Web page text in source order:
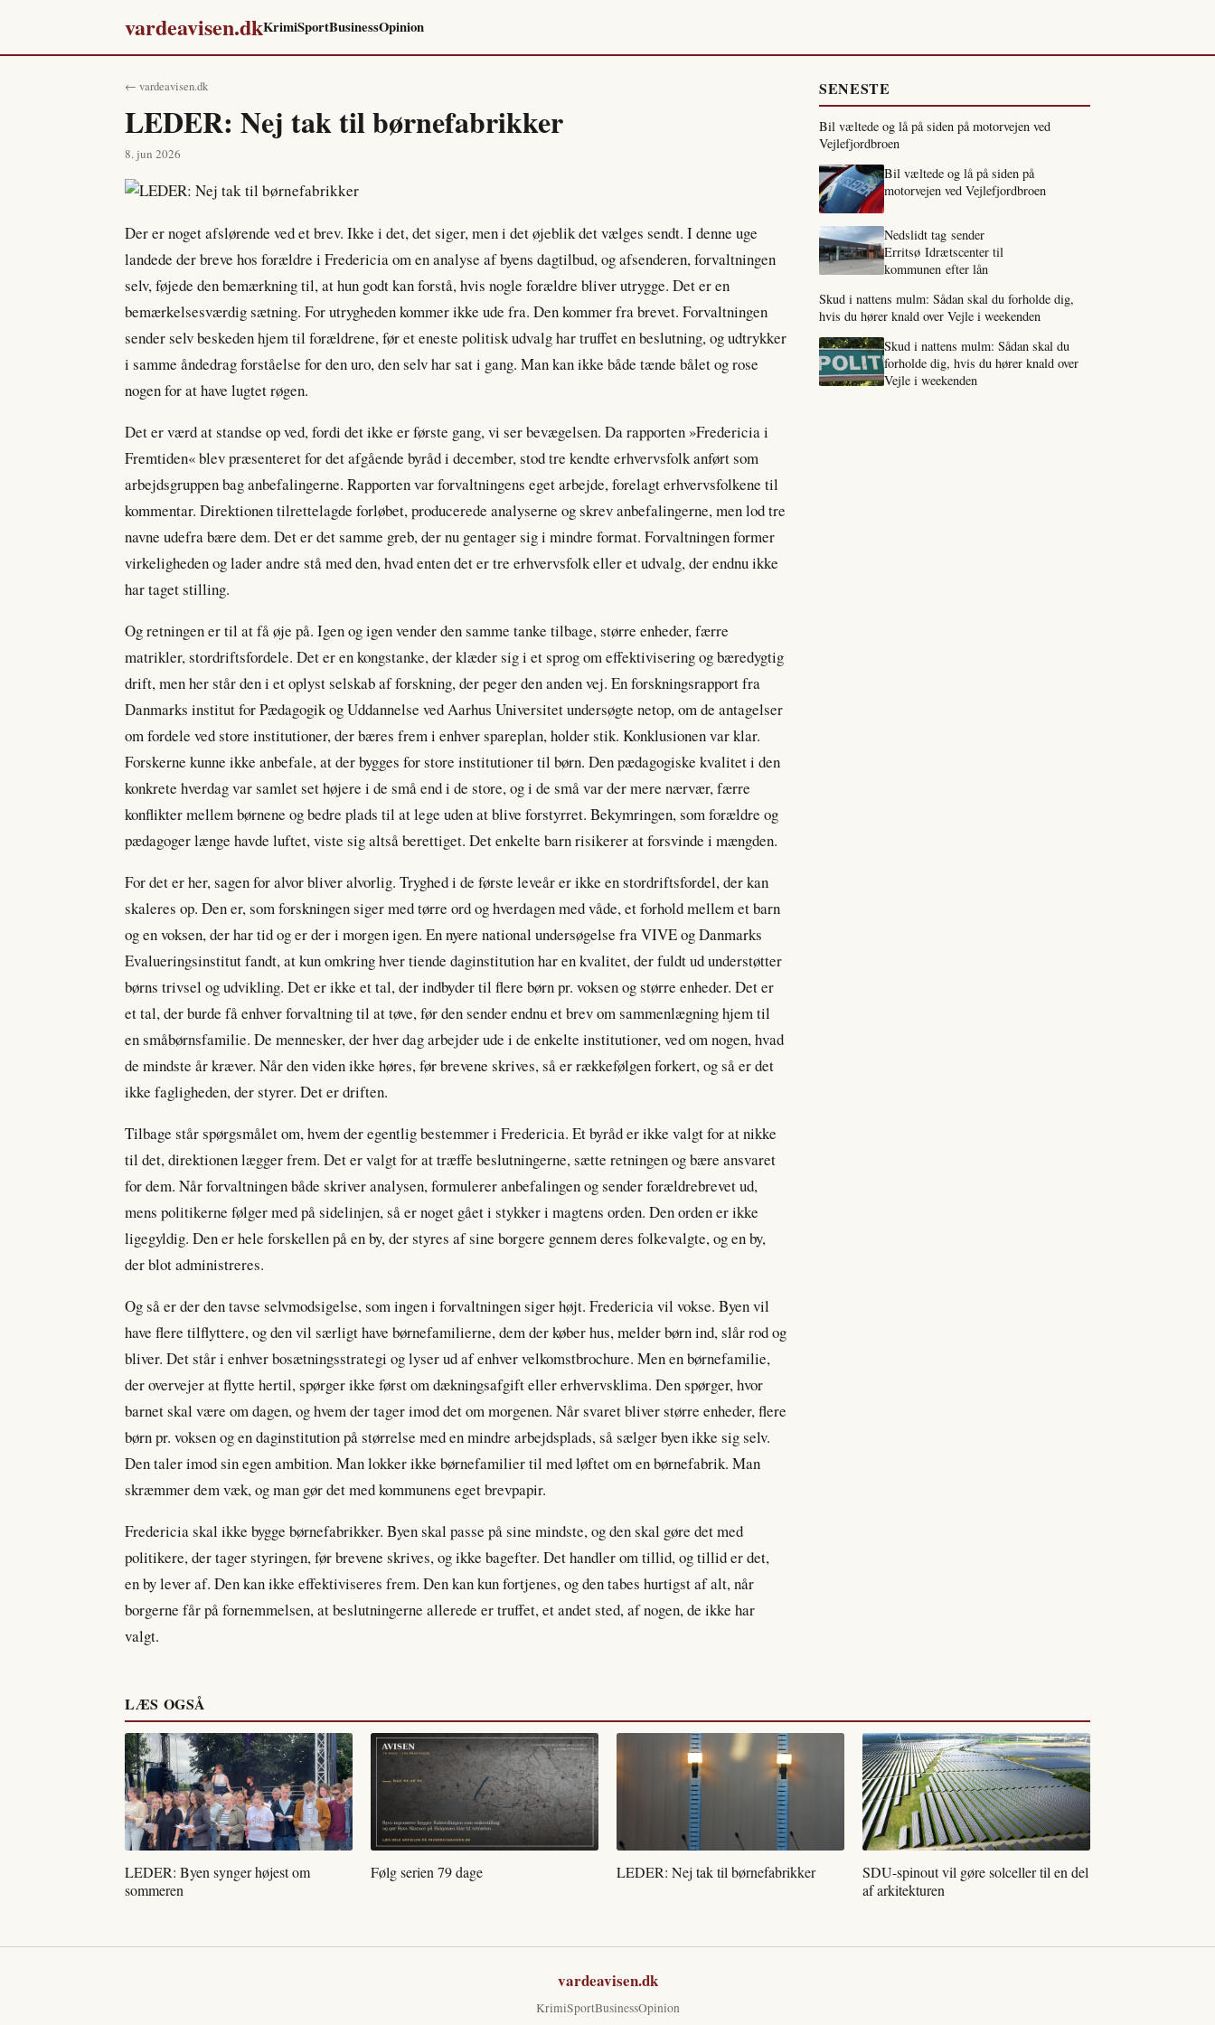
vardeavisen.dkKrimiSportBusinessOpinion
← vardeavisen.dk
LEDER: Nej tak til børnefabrikker
8. jun 2026
Der er noget afslørende ved et brev. Ikke i det, det siger, men i det øjeblik det vælges sendt. I denne uge
landede der breve hos forældre i Fredericia om en analyse af byens dagtilbud, og afsenderen, forvaltningen
selv, føjede den bemærkning til, at hun godt kan forstå, hvis nogle forældre bliver utrygge. Det er en
bemærkelsesværdig sætning. For utrygheden kommer ikke ude fra. Den kommer fra brevet. Forvaltningen
sender selv beskeden hjem til forældrene, før et eneste politisk udvalg har truffet en beslutning, og udtrykker
i samme åndedrag forståelse for den uro, den selv har sat i gang. Man kan ikke både tænde bålet og rose
nogen for at have lugtet røgen.
Det er værd at standse op ved, fordi det ikke er første gang, vi ser bevægelsen. Da rapporten »Fredericia i
Fremtiden« blev præsenteret for det afgående byråd i december, stod tre kendte erhvervsfolk anført som
arbejdsgruppen bag anbefalingerne. Rapporten var forvaltningens eget arbejde, forelagt erhvervsfolkene til
kommentar. Direktionen tilrettelagde forløbet, producerede analyserne og skrev anbefalingerne, men lod tre
navne udefra bære dem. Det er det samme greb, der nu gentager sig i mindre format. Forvaltningen former
virkeligheden og lader andre stå med den, hvad enten det er tre erhvervsfolk eller et udvalg, der endnu ikke
har taget stilling.
Og retningen er til at få øje på. Igen og igen vender den samme tanke tilbage, større enheder, færre
matrikler, stordriftsfordele. Det er en kongstanke, der klæder sig i et sprog om effektivisering og bæredygtig
drift, men her står den i et oplyst selskab af forskning, der peger den anden vej. En forskningsrapport fra
Danmarks institut for Pædagogik og Uddannelse ved Aarhus Universitet undersøgte netop, om de antagelser
om fordele ved store institutioner, der bæres frem i enhver spareplan, holder stik. Konklusionen var klar.
Forskerne kunne ikke anbefale, at der bygges for store institutioner til børn. Den pædagogiske kvalitet i den
konkrete hverdag var samlet set højere i de små end i de store, og i de små var der mere nærvær, færre
konflikter mellem børnene og bedre plads til at lege uden at blive forstyrret. Bekymringen, som forældre og
pædagoger længe havde luftet, viste sig altså berettiget. Det enkelte barn risikerer at forsvinde i mængden.
For det er her, sagen for alvor bliver alvorlig. Tryghed i de første leveår er ikke en stordriftsfordel, der kan
skaleres op. Den er, som forskningen siger med tørre ord og hverdagen med våde, et forhold mellem et barn
og en voksen, der har tid og er der i morgen igen. En nyere national undersøgelse fra VIVE og Danmarks
Evalueringsinstitut fandt, at kun omkring hver tiende daginstitution har en kvalitet, der fuldt ud understøtter
børns trivsel og udvikling. Det er ikke et tal, der indbyder til flere børn pr. voksen og større enheder. Det er
et tal, der burde få enhver forvaltning til at tøve, før den sender endnu et brev om sammenlægning hjem til
en småbørnsfamilie. De mennesker, der hver dag arbejder ude i de enkelte institutioner, ved om nogen, hvad
de mindste år kræver. Når den viden ikke høres, før brevene skrives, så er rækkefølgen forkert, og så er det
ikke fagligheden, der styrer. Det er driften.
Tilbage står spørgsmålet om, hvem der egentlig bestemmer i Fredericia. Et byråd er ikke valgt for at nikke
til det, direktionen lægger frem. Det er valgt for at træffe beslutningerne, sætte retningen og bære ansvaret
for dem. Når forvaltningen både skriver analysen, formulerer anbefalingen og sender forældrebrevet ud,
mens politikerne følger med på sidelinjen, så er noget gået i stykker i magtens orden. Den orden er ikke
ligegyldig. Den er hele forskellen på en by, der styres af sine borgere gennem deres folkevalgte, og en by,
der blot administreres.
Og så er der den tavse selvmodsigelse, som ingen i forvaltningen siger højt. Fredericia vil vokse. Byen vil
have flere tilflyttere, og den vil særligt have børnefamilierne, dem der køber hus, melder børn ind, slår rod og
bliver. Det står i enhver bosætningsstrategi og lyser ud af enhver velkomstbrochure. Men en børnefamilie,
der overvejer at flytte hertil, spørger ikke først om dækningsafgift eller erhvervsklima. Den spørger, hvor
barnet skal være om dagen, og hvem der tager imod det om morgenen. Når svaret bliver større enheder, flere
børn pr. voksen og en daginstitution på størrelse med en mindre arbejdsplads, så sælger byen ikke sig selv.
Den taler imod sin egen ambition. Man lokker ikke børnefamilier til med løftet om en børnefabrik. Man
skræmmer dem væk, og man gør det med kommunens eget brevpapir.
Fredericia skal ikke bygge børnefabrikker. Byen skal passe på sine mindste, og den skal gøre det med
politikere, der tager styringen, før brevene skrives, og ikke bagefter. Det handler om tillid, og tillid er det,
en by lever af. Den kan ikke effektiviseres frem. Den kan kun fortjenes, og den tabes hurtigst af alt, når
borgerne får på fornemmelsen, at beslutningerne allerede er truffet, et andet sted, af nogen, de ikke har
valgt.
SENESTE
Bil væltede og lå på siden på motorvejen ved
Vejlefjordbroen
Bil væltede og lå på siden på
motorvejen ved Vejlefjordbroen
Nedslidt tag sender
Erritsø Idrætscenter til
kommunen efter lån
Skud i nattens mulm: Sådan skal du forholde dig,
hvis du hører knald over Vejle i weekenden
Skud i nattens mulm: Sådan skal du
forholde dig, hvis du hører knald over
Vejle i weekenden
LÆS OGSÅ
LEDER: Byen synger højest om
sommeren
Følg serien 79 dage LEDER: Nej tak til børnefabrikker
SDU-spinout vil gøre solceller til en del
af arkitekturen
vardeavisen.dk
KrimiSportBusinessOpinion